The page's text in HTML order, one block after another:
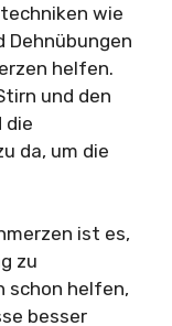
wie
Dehnübungen
helfen.
und den
die
da, um die
ist es,
zu
schon helfen,
besser